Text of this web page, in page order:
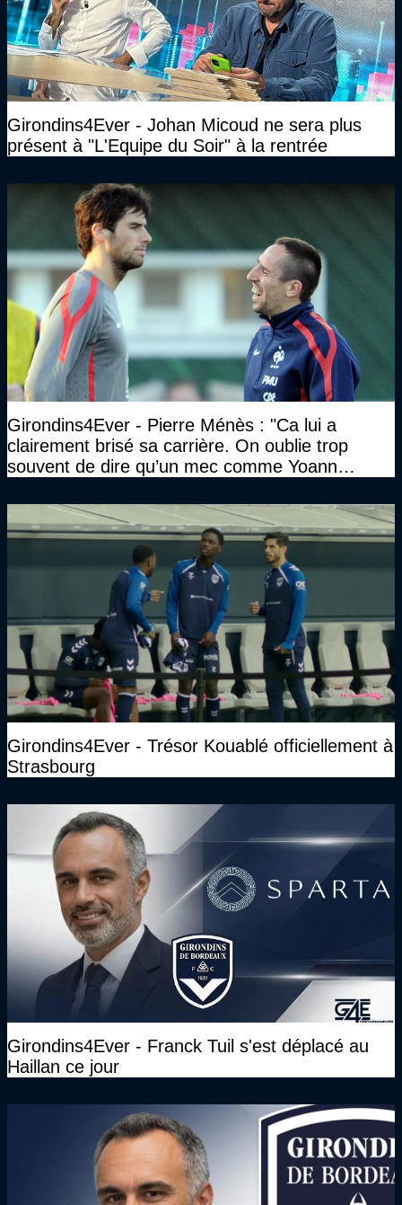
Girondins4Ever - Johan Micoud ne sera plus
présent à "L'Equipe du Soir" à la rentrée
Girondins4Ever - Pierre Ménès : "Ca lui a
clairement brisé sa carrière. On oublie trop
souvent de dire qu’un mec comme Yoann
Girondins4Ever - Trésor Kouablé officiellement à
Strasbourg
Girondins4Ever - Franck Tuil s'est déplacé au
Haillan ce jour